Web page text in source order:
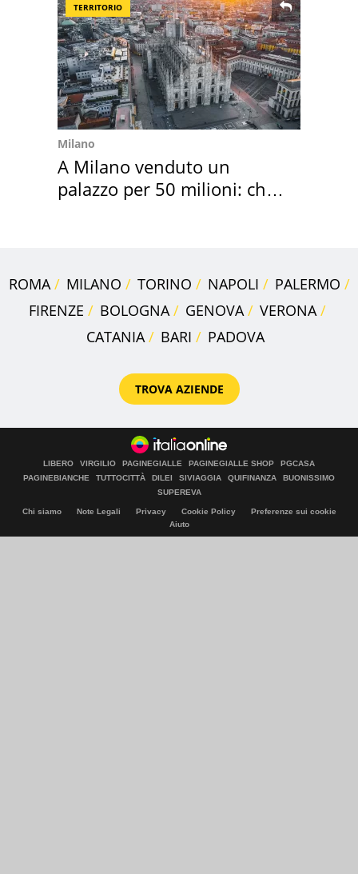
TERRITORIO
Milano
A Milano venduto un
palazzo per 50 milioni: chi
ROMA MILANO TORINO NAPOLI
PALERMO
FIRENZE
BOLOGNA GENOVA
VERONA
CATANIA
BARI PADOVA
TROVA AZIENDE
LIBERO VIRGILIO PAGINEGIALLE PAGINEGIALLE SHOP
PGCASA
PAGINEBIANCHE
TUTTOCITTÀ DILEI SIVIAGGIA QUIFINANZA
BUONISSIMO
SUPEREVA
Chi siamo Note Legali Privacy Cookie Policy
Preferenze sui cookie
Aiuto